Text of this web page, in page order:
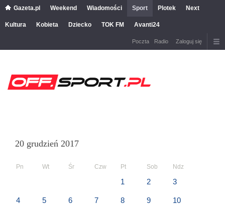
Gazeta.pl Weekend Wiadomości Sport Plotek Next
Kultura Kobieta Dziecko TOK FM Avanti24
Poczta Radio Zaloguj się
20 grudzień 2017
Pn Wt Śr Czw Pt Sob Ndz
1 2 3
4 5 6 7 8 9 10